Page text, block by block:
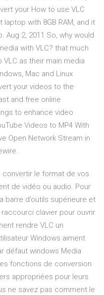
your How to use VLC
with 8GB RAM, and it
Aug 2, 2011 So, why would
with VLC? that much
as their main media
Mac and Linux
your videos to the
and free online
to enhance video
Videos to MP4 With
Open Network Stream in
convertir le format de vos
de vidéo ou audio. Pour
barre d’outils supérieure et
clavier pour ouvrir
rendre VLC un
Windows aiment
défaut windows Media
fonctions de conversion
appropriées pour leurs
ne savez pas comment le